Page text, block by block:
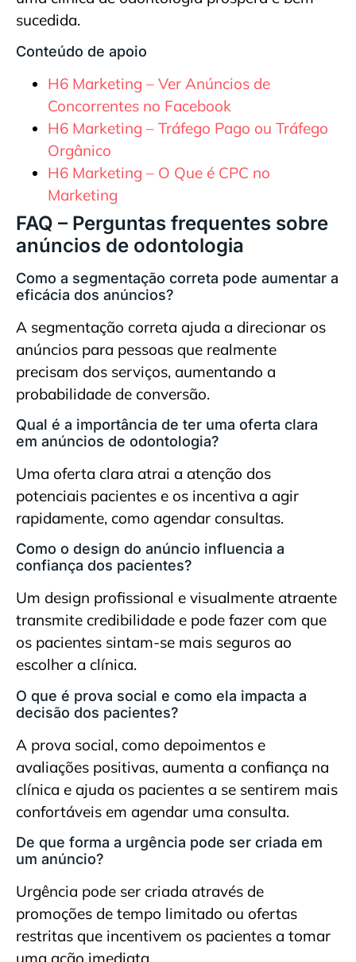
sucedida.
Conteúdo de apoio
H6 Marketing – Ver Anúncios de
Concorrentes no Facebook
H6 Marketing – Tráfego Pago ou Tráfego
Orgânico
H6 Marketing – O Que é CPC no
Marketing
FAQ – Perguntas frequentes sobre
anúncios de odontologia
Como a segmentação correta pode aumentar a
eficácia dos anúncios?
A segmentação correta ajuda a direcionar os
anúncios para pessoas que realmente
precisam dos serviços, aumentando a
probabilidade de conversão.
Qual é a importância de ter uma oferta clara
em anúncios de odontologia?
Uma oferta clara atrai a atenção dos
potenciais pacientes e os incentiva a agir
rapidamente, como agendar consultas.
Como o design do anúncio influencia a
confiança dos pacientes?
Um design profissional e visualmente atraente
transmite credibilidade e pode fazer com que
os pacientes sintam-se mais seguros ao
escolher a clínica.
O que é prova social e como ela impacta a
decisão dos pacientes?
A prova social, como depoimentos e
avaliações positivas, aumenta a confiança na
clínica e ajuda os pacientes a se sentirem mais
confortáveis em agendar uma consulta.
De que forma a urgência pode ser criada em
um anúncio?
Urgência pode ser criada através de
promoções de tempo limitado ou ofertas
restritas que incentivem os pacientes a tomar
uma ação imediata.